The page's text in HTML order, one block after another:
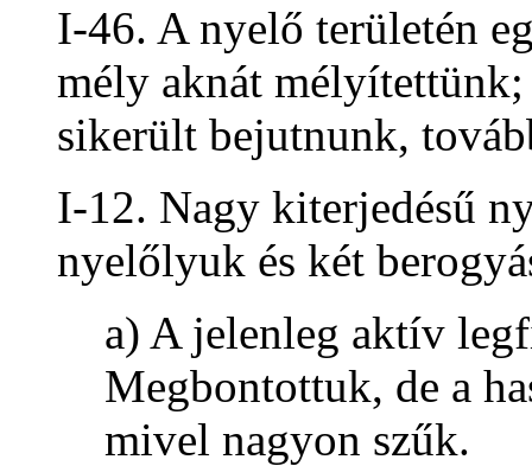
I-46. A nyelő területén
mély aknát mélyítettünk;
sikerült bejutnunk,
I-12. Nagy kiterjedésű
nyelőlyuk és két
a) A jelenleg aktív
Megbontottuk, de a
mivel nagyon szűk.